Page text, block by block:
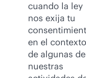
cuando la ley
nos exija tu
en el contexto
de algunas de
nuestras